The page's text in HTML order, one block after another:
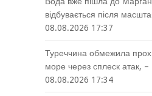
відбувається після
08.08.2026 17:37
Туреччина обмежила
море через сплеск атак, –
08.08.2026 17:34